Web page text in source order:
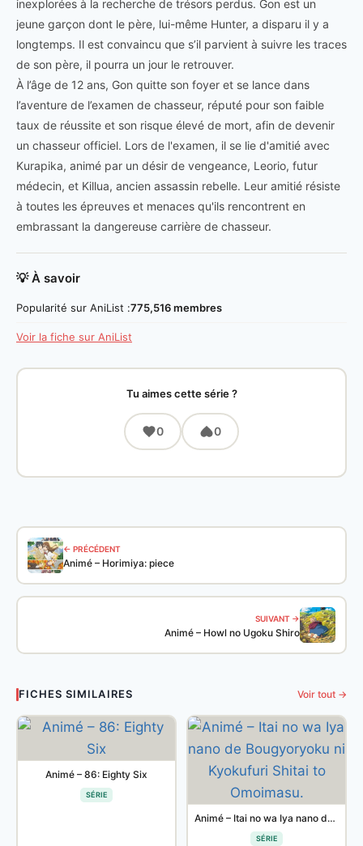
inexplorées à la recherche de trésors perdus. Gon est un
jeune garçon dont le père, lui-même Hunter, a disparu il y a
longtemps. Il est convaincu que s’il parvient à suivre les traces
de son père, il pourra un jour le retrouver.
À l’âge de 12 ans, Gon quitte son foyer et se lance dans
l’aventure de l’examen de chasseur, réputé pour son faible
taux de réussite et son risque élevé de mort, afin de devenir
un chasseur officiel. Lors de l'examen, il se lie d'amitié avec
Kurapika, animé par un désir de vengeance, Leorio, futur
médecin, et Killua, ancien assassin rebelle. Leur amitié résiste
à toutes les épreuves et menaces qu'ils rencontrent en
embrassant la dangereuse carrière de chasseur.
💡 À savoir
Popularité sur AniList :775,516 membres
Voir la fiche sur AniList
Tu aimes cette série ?
0 0
← PRÉCÉDENT
Animé – Horimiya: piece
SUIVANT →
Animé – Howl no Ugoku Shiro
FICHES SIMILAIRES Voir tout →
Animé – 86: Eighty Six
SÉRIE
Animé – Itai no wa Iya nano de Bougyoryoku ni Kyokufuri Shitai to Omoimasu.
SÉRIE